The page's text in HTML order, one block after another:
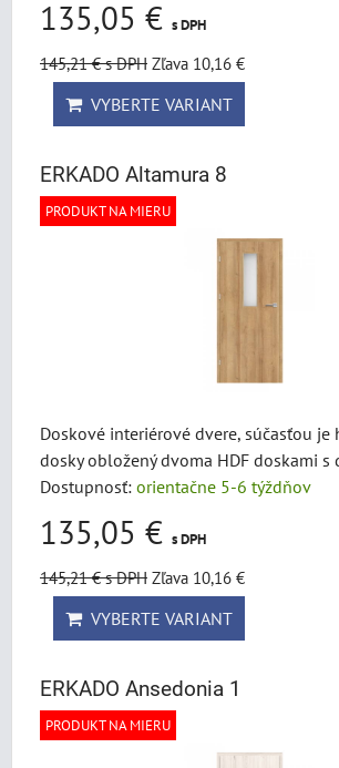
135,05 € s DPH
145,21 €s DPH Zľava 10,16 €
VYBERTE VARIANT
ERKADO Altamura 8
PRODUKT NA MIERU
Doskové interiérové dvere, súčasťou je
dosky obložený dvoma HDF doskami s
Dostupnosť: orientačne 5-6 týždňov
135,05 € s DPH
145,21 €s DPH Zľava 10,16 €
VYBERTE VARIANT
ERKADO Ansedonia 1
PRODUKT NA MIERU